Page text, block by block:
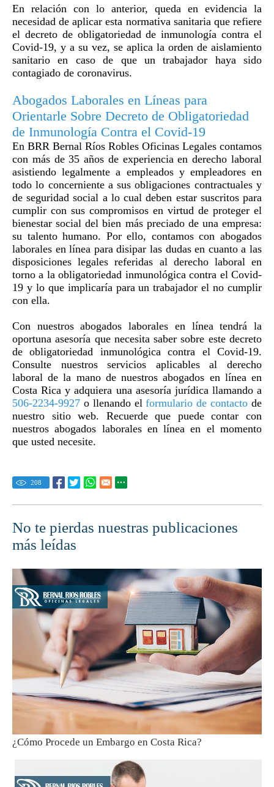
En relación con lo anterior, queda en evidencia la
necesidad de aplicar esta normativa sanitaria que refiere
el decreto de obligatoriedad de inmunología contra el
Covid-19, y a su vez, se aplica la orden de aislamiento
sanitario en caso de que un trabajador haya sido
contagiado de coronavirus.
Abogados Laborales en Líneas para
Orientarle Sobre Decreto de Obligatoriedad
de Inmunología Contra el Covid-19
En BRR Bernal Ríos Robles Oficinas Legales contamos
con más de 35 años de experiencia en derecho laboral
asistiendo legalmente a empleados y empleadores en
todo lo concerniente a sus obligaciones contractuales y
de seguridad social a lo cual deben estar suscritos para
cumplir con sus compromisos en virtud de proteger el
bienestar social del bien más preciado de una empresa:
su talento humano. Por ello, contamos con abogados
laborales en línea para disipar las dudas en cuanto a las
disposiciones legales referidas al derecho laboral en
torno a la obligatoriedad inmunológica contra el Covid-
19 y lo que implicaría para un trabajador el no cumplir
con ella.
Con nuestros abogados laborales en línea tendrá la
oportuna asesoría que necesita saber sobre este decreto
de obligatoriedad inmunológica contra el Covid-19.
Consulte nuestros servicios aplicables al derecho
laboral de la mano de nuestros abogados en línea en
Costa Rica y adquiera una asesoría jurídica llamando a
506-2234-9927 o llenando elformulario de contacto de
nuestro sitio web. Recuerde que puede contar con
nuestros abogados laborales en línea en el momento
que usted necesite.
208
No te pierdas nuestras publicaciones
más leídas
¿Cómo Procede un Embargo en Costa Rica?